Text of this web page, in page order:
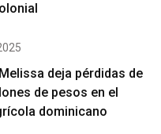
deja pérdidas de
de pesos en el
dominicano